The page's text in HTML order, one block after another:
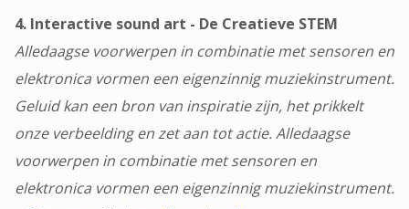
4. Interactive sound art - De Creatieve STEM
Alledaagse voorwerpen in combinatie met sensoren en
elektronica vormen een eigenzinnig muziekinstrument.
Geluid kan een bron van inspiratie zijn, het prikkelt
onze verbeelding en zet aan tot actie. Alledaagse
voorwerpen in combinatie met sensoren en
elektronica vormen een eigenzinnig muziekinstrument.